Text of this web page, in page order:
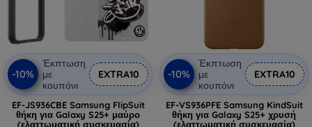
-10%
Έκπτωση
με
κουπόνι
EXTRA10
EF-JS936CBE Samsung FlipSuit
θήκη για Galaxy S25+ μαύρο
(ελαττωματική συσκευασία)
-10%
Έκπτωση
με
κουπόνι
EXTRA10
EF-VS936PFE Samsung KindSuit
θήκη για Galaxy S25+ χρυσή
(ελαττωματική συσκευασία)